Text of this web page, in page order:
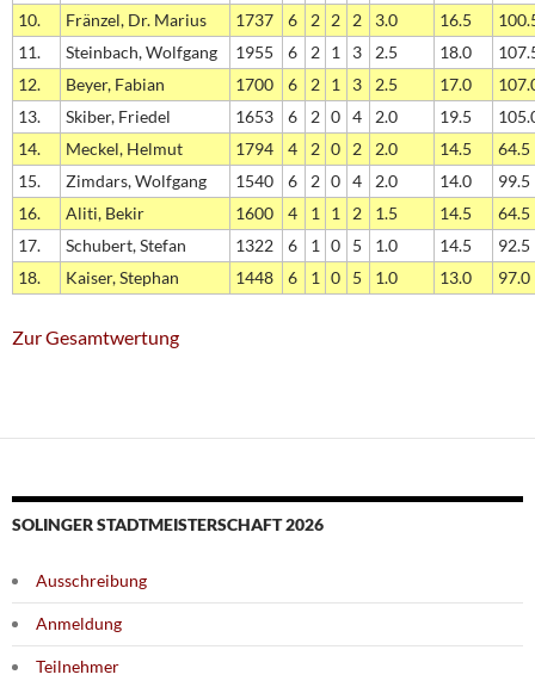
10.
Fränzel, Dr. Marius 1737 6 2 2 2 3.0 16.5
11.
Steinbach, Wolfgang 1955 6 2 1 3 2.5 18.0
12.
Beyer, Fabian 1700 6 2 1 3 2.5 17.0
13.
Skiber, Friedel 1653 6 2 0 4 2.0 19.5
14.
Meckel, Helmut 1794 4 2 0 2 2.0 14.5
64.5
15.
Zimdars, Wolfgang 1540 6 2 0 4 2.0 14.0
99.5
16.
Aliti, Bekir 1600 4 1 1 2 1.5 14.5
64.5
17.
Schubert, Stefan 1322 6 1 0 5 1.0 14.5
92.5
18.
Kaiser, Stephan 1448 6 1 0 5 1.0 13.0 97.0
Zur Gesamtwertung
SOLINGER STADTMEISTERSCHAFT 2026
Ausschreibung
Anmeldung
Teilnehmer